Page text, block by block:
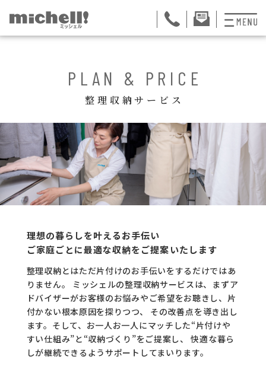
整理収納サービス
おためしサービス
サービス一覧
会社紹介
コラム
ご案内
お知らせ
家事スタッフ募集
PLAN & PRICE
整理収納サービス
理想の暮らしを叶えるお手伝い
ご家庭ごとに最適な収納をご提案いたします
整理収納とはただ片付けのお手伝いをするだけではあ
りません。
ミッシェルの整理収納サービスは、まずア
ドバイザーがお客様のお悩みやご希望をお聴きし、片
付かない根本原因を探りつつ、
その改善点を導き出し
ます。そして、お一人お一人にマッチした“片付けや
すい仕組み”と“収納づくり”をご提案し、
快適な暮ら
しが継続できるようサポートしてまいります。